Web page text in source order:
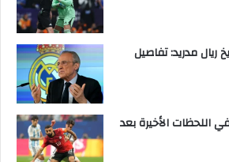
ريال مدريد: تفاصيل
اللحظات الأخيرة بعد